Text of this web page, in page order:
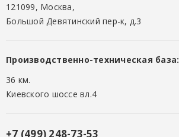
121099, Москва,
Большой Девятинский пер-к, д.3
Производственно-техническая база:
36 км.
Киевского шоссе вл.4
+7 (499) 248-73-53